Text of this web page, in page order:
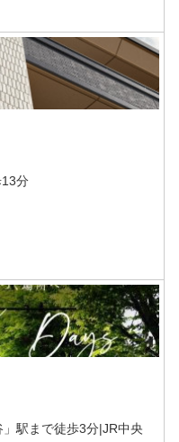
分
駅まで徒歩3分|JR中央